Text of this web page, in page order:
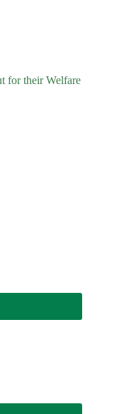
for their Welfare